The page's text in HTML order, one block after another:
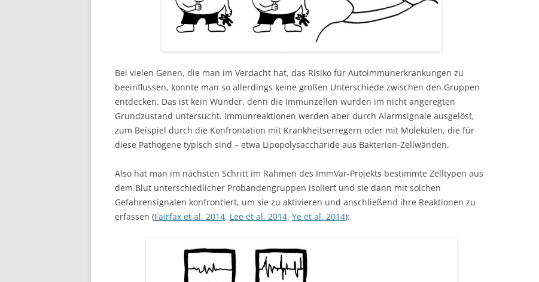
Bei vielen Genen, die man im Verdacht hat, das Risiko für Autoimmunerkrankungen zu
beeinflussen, konnte man so allerdings keine großen Unterschiede zwischen den Gruppen
entdecken. Das ist kein Wunder, denn die Immunzellen wurden im nicht angeregten
Grundzustand untersucht. Immunreaktionen werden aber durch Alarmsignale ausgelöst,
zum Beispiel durch die Konfrontation mit Krankheitserregern oder mit Molekülen, die für
diese Pathogene typisch sind – etwa Lipopolysaccharide aus Bakterien-Zellwänden.
Also hat man im nächsten Schritt im Rahmen des ImmVar-Projekts bestimmte Zelltypen aus
dem Blut unterschiedlicher Probandengruppen isoliert und sie dann mit solchen
Gefahrensignalen konfrontiert, um sie zu aktivieren und anschließend ihre Reaktionen zu
erfassen (Fairfax et al. 2014, Lee et al. 2014, Ye et al. 2014):